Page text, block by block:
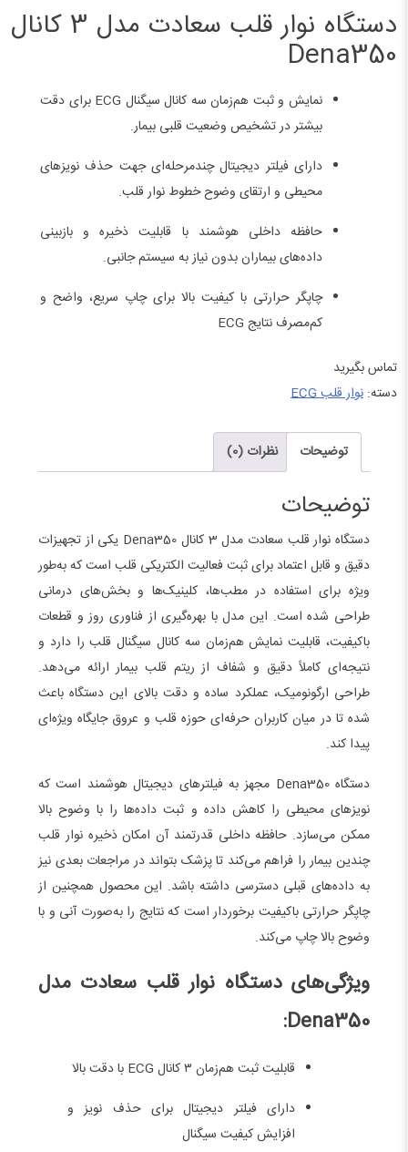
دستگاه نوار قلب سعادت مدل 3 کانال
Dena350
نمایش و ثبت هم‌زمان سه کانال سیگنال ECG برای دقت
بیشتر در تشخیص وضعیت قلبی بیمار.
دارای فیلتر دیجیتال چندمرحله‌ای جهت حذف نویزهای
محیطی و ارتقای وضوح خطوط نوار قلب.
حافظه داخلی هوشمند با قابلیت ذخیره و بازبینی
داده‌های بیماران بدون نیاز به سیستم جانبی.
چاپگر حرارتی با کیفیت بالا برای چاپ سریع، واضح و
کم‌مصرف نتایج ECG
تماس بگیرید
دسته: نوار قلب ECG
توضیحات نظرات (0)
توضیحات
دستگاه نوار قلب سعادت مدل 3 کانال Dena350 یکی از تجهیزات
دقیق و قابل اعتماد برای ثبت فعالیت الکتریکی قلب است که به‌طور
ویژه برای استفاده در مطب‌ها، کلینیک‌ها و بخش‌های درمانی
طراحی شده است. این مدل با بهره‌گیری از فناوری روز و قطعات
باکیفیت، قابلیت نمایش هم‌زمان سه کانال سیگنال قلب را دارد و
نتیجه‌ای کاملاً دقیق و شفاف از ریتم قلب بیمار ارائه می‌دهد.
طراحی ارگونومیک، عملکرد ساده و دقت بالای این دستگاه باعث
شده تا در میان کاربران حرفه‌ای حوزه قلب و عروق جایگاه ویژه‌ای
پیدا کند.
دستگاه Dena350 مجهز به فیلترهای دیجیتال هوشمند است که
نویزهای محیطی را کاهش داده و ثبت داده‌ها را با وضوح بالا
ممکن می‌سازد. حافظه داخلی قدرتمند آن امکان ذخیره نوار قلب
چندین بیمار را فراهم می‌کند تا پزشک بتواند در مراجعات بعدی نیز
به داده‌های قبلی دسترسی داشته باشد. این محصول همچنین از
چاپگر حرارتی باکیفیت برخوردار است که نتایج را به‌صورت آنی و با
وضوح بالا چاپ می‌کند.
ویژگی‌های دستگاه نوار قلب سعادت مدل
Dena350:
قابلیت ثبت هم‌زمان ۳ کانال ECG با دقت بالا
دارای فیلتر دیجیتال برای حذف نویز و
افزایش کیفیت سیگنال